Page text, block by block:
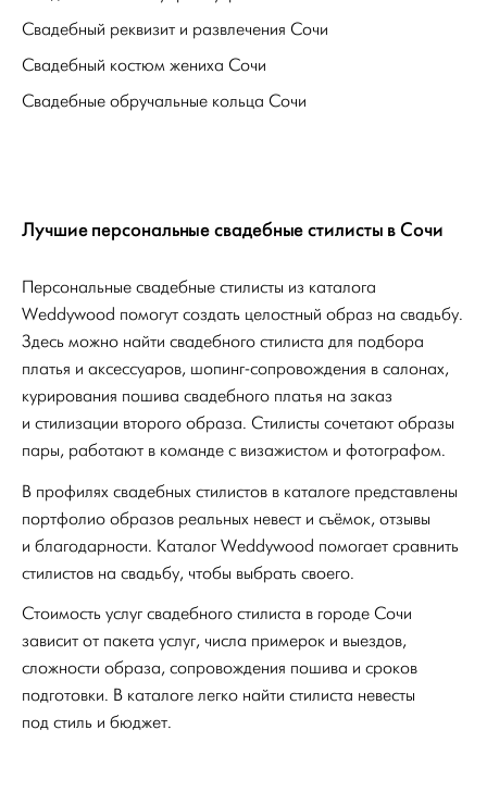
Свадебный реквизит и развлечения Сочи
Свадебный костюм жениха Сочи
Свадебные обручальные кольца Сочи
Лучшие персональные свадебные стилисты в Сочи
Персональные свадебные стилисты из каталога
Weddywood помогут создать целостный образ на свадьбу.
Здесь можно найти свадебного стилиста для подбора
платья и аксессуаров, шопинг-сопровождения в салонах,
курирования пошива свадебного платья на заказ
и стилизации второго образа. Стилисты сочетают образы
пары, работают в команде с визажистом и фотографом.
В профилях свадебных стилистов в каталоге представлены
портфолио образов реальных невест и съёмок, отзывы
и благодарности. Каталог Weddywood помогает сравнить
стилистов на свадьбу, чтобы выбрать своего.
Стоимость услуг свадебного стилиста в городе Сочи
зависит от пакета услуг, числа примерок и выездов,
сложности образа, сопровождения пошива и сроков
подготовки. В каталоге легко найти стилиста невесты
под стиль и бюджет.